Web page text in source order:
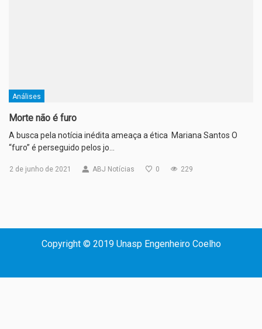
Análises
Morte não é furo
A busca pela notícia inédita ameaça a ética Mariana Santos O
“furo” é perseguido pelos jo…
2 de junho de 2021 ABJ Notícias 0 229
Copyright © 2019 Unasp Engenheiro Coelho